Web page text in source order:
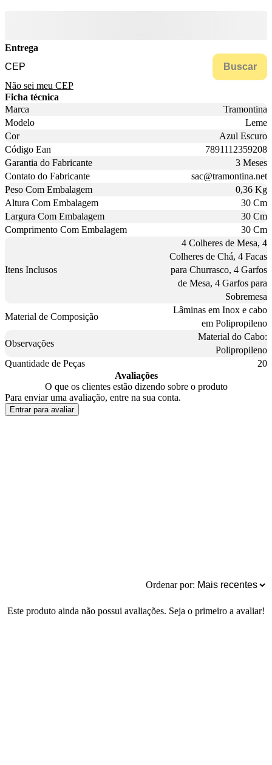
Entrega
Buscar
Não sei meu CEP
Ficha técnica
Marca
Tramontina
Modelo
Leme
Cor
Azul Escuro
Código Ean
7891112359208
Garantia do Fabricante
3 Meses
Contato do Fabricante
sac@tramontina.net
Peso Com Embalagem
0,36 Kg
Altura Com Embalagem
30 Cm
Largura Com Embalagem
30 Cm
Comprimento Com Embalagem
30 Cm
Itens Inclusos
4 Colheres de Mesa, 4
Colheres de Chá, 4 Facas
para Churrasco, 4 Garfos
de Mesa, 4 Garfos para
Sobremesa
Material de Composição
Lâminas em Inox e cabo
em Polipropileno
Observações
Material do Cabo:
Polipropileno
Quantidade de Peças
20
Avaliações
O que os clientes estão dizendo sobre o produto
Para enviar uma avaliação, entre na sua conta.
Entrar para avaliar
Ordenar por:
Este produto ainda não possui avaliações. Seja o primeiro a avaliar!